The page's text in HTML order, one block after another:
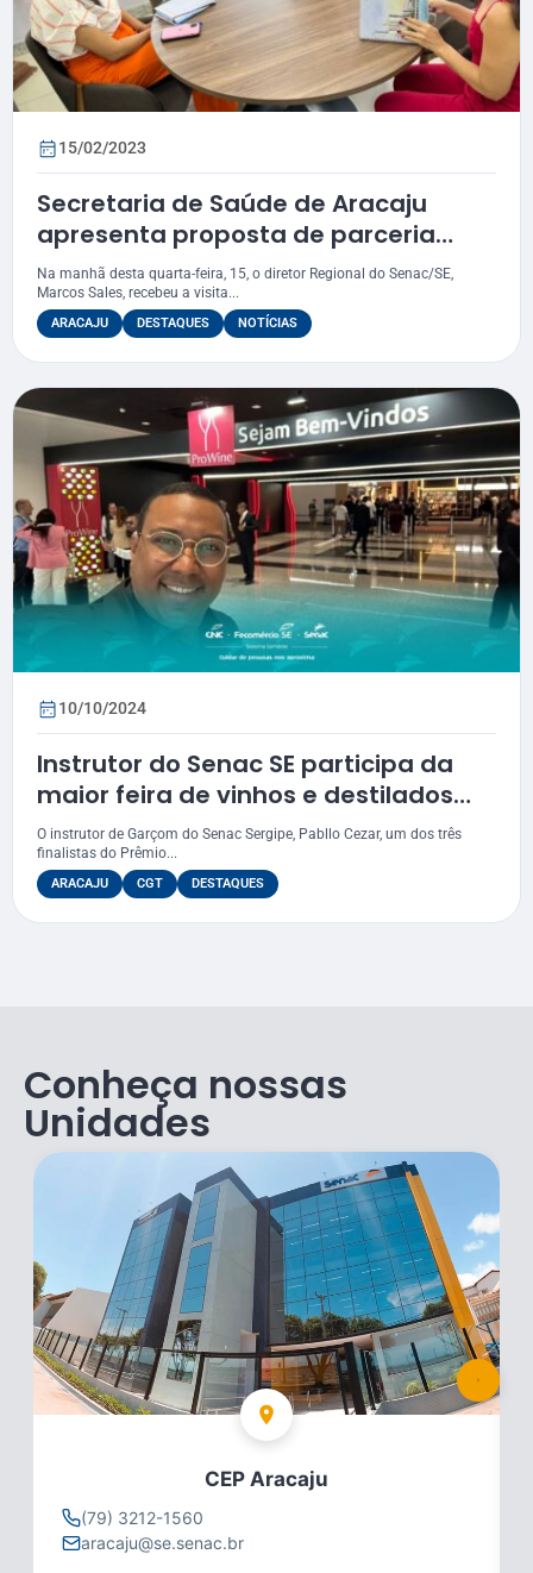
15/02/2023
Secretaria de Saúde de Aracaju
apresenta proposta de parceria
institucional ao Senac/SE
Na manhã desta quarta-feira, 15, o diretor Regional do Senac/SE,
Marcos Sales, recebeu a visita...
ARACAJU DESTAQUES NOTÍCIAS
10/10/2024
Instrutor do Senac SE participa da
maior feira de vinhos e destilados
das Américas
O instrutor de Garçom do Senac Sergipe, Pabllo Cezar, um dos três
finalistas do Prêmio...
ARACAJU CGT DESTAQUES
Conheça nossas
Unidades
CEP Aracaju
(79) 3212-1560
aracaju@se.senac.br